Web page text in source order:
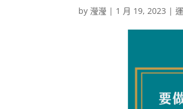
by 瀅瀅 | 1 月 19, 2023 |